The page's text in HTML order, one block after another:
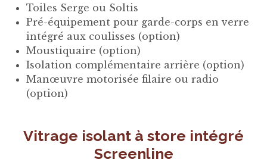
Toiles Serge ou Soltis
Pré-équipement pour garde-corps en verre
intégré aux coulisses (option)
Moustiquaire (option)
Isolation complémentaire arrière (option)
Manœuvre motorisée filaire ou radio
(option)
Vitrage isolant à store intégré
Screenline